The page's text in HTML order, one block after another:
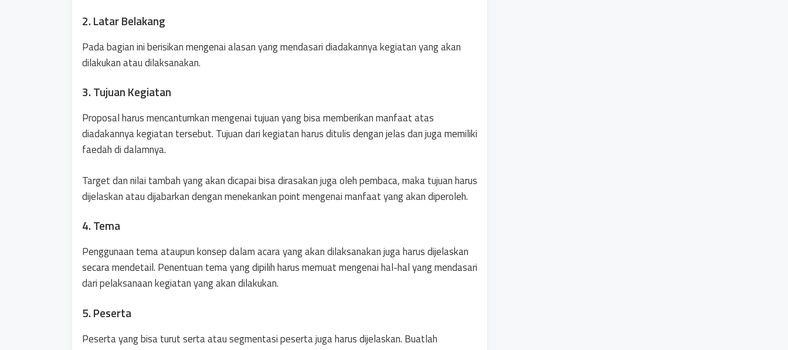
2. Latar Belakang
Pada bagian ini berisikan mengenai alasan yang mendasari diadakannya kegiatan yang akan
dilakukan atau dilaksanakan.
3. Tujuan Kegiatan
Proposal harus mencantumkan mengenai tujuan yang bisa memberikan manfaat atas
diadakannya kegiatan tersebut. Tujuan dari kegiatan harus ditulis dengan jelas dan juga memiliki
faedah di dalamnya.
Target dan nilai tambah yang akan dicapai bisa dirasakan juga oleh pembaca, maka tujuan harus
dijelaskan atau dijabarkan dengan menekankan point mengenai manfaat yang akan diperoleh.
4. Tema
Penggunaan tema ataupun konsep dalam acara yang akan dilaksanakan juga harus dijelaskan
secara mendetail. Penentuan tema yang dipilih harus memuat mengenai hal-hal yang mendasari
dari pelaksanaan kegiatan yang akan dilakukan.
5. Peserta
Peserta yang bisa turut serta atau segmentasi peserta juga harus dijelaskan. Buatlah